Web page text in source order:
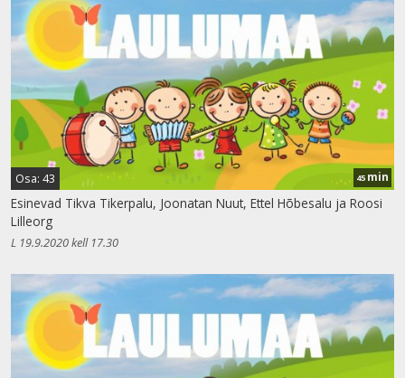
Osa: 43 45 min
Esinevad Tikva Tikerpalu, Joonatan Nuut, Ettel Hõbesalu ja Roosi
Lilleorg
L 19.9.2020 kell 17.30